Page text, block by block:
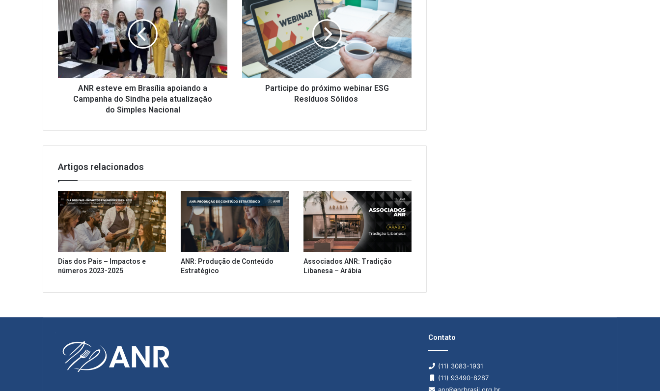
esteve
em
Brasília
apoiando
a
Campanha
do
Sindha
atualização
ANR esteve em Brasília apoiando a
Campanha do Sindha pela atualização
do Simples Nacional
do
próximo
webinar
ESG
Resíduos
Sólidos
Participe do próximo webinar ESG
Resíduos Sólidos
Artigos relacionados
Dias dos Pais – Impactos e
números 2023-2025
ANR: Produção de Conteúdo
Estratégico
Associados ANR: Tradição
Libanesa – Arábia
Contato
(11) 3083-1931
(11) 93490-8287